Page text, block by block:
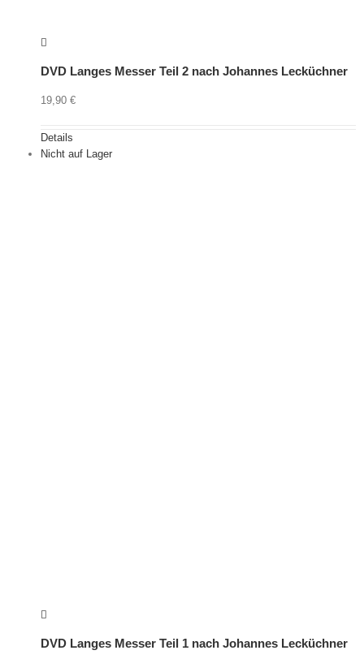
DVD Langes Messer Teil 2 nach Johannes Lecküchner
19,90 €
Details
Nicht auf Lager
DVD Langes Messer Teil 1 nach Johannes Lecküchner